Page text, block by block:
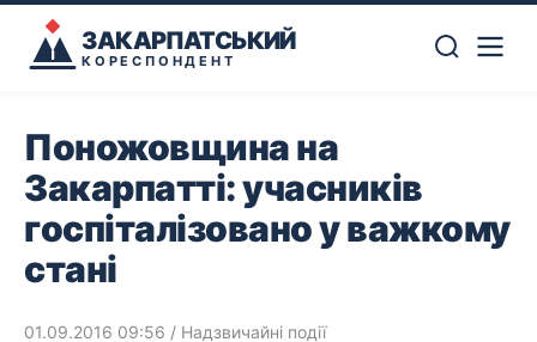
ЗАКАРПАТСЬКИЙ
КОРЕСПОНДЕНТ
Поножовщина на
Закарпатті: учасників
госпіталізовано у важкому
стані
01.09.2016 09:56 / Надзвичайні події